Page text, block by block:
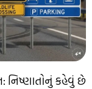
નિષ્ણાતોનું કહેવું છે